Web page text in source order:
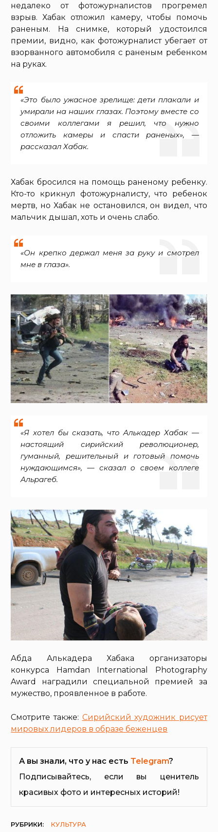
недалеко от фотожурналистов прогремел
взрыв. Хабак отложил камеру, чтобы помочь
раненым. На снимке, который удостоился
премии, видно, как фотожурналист убегает от
взорванного автомобиля с раненым ребенком
на руках.
«Это было ужасное зрелище: дети плакали и
умирали на наших глазах. Поэтому вместе со
своими коллегами я решил, что нужно
отложить камеры и спасти раненых», —
рассказал Хабак.
Хабак бросился на помощь раненому ребенку.
Кто-то крикнул фотожурналисту, что ребенок
мертв, но Хабак не остановился, он видел, что
мальчик дышал, хоть и очень слабо.
«Он крепко держал меня за руку и смотрел
мне в глаза».
«Я хотел бы сказать, что Алькадер Хабак —
настоящий сирийский революционер,
гуманный, решительный и готовый помочь
нуждающимся», — сказал о своем коллеге
Альрагеб.
Абда Алькадера Хабака организаторы
конкурса Hamdan International Photography
Award наградили специальной премией за
мужество, проявленное в работе.
Смотрите также: Сирийский художник рисует
мировых лидеров в образе беженцев
А вы знали, что у нас есть Telegram?
Подписывайтесь, если вы ценитель
красивых фото и интересных историй!
РУБРИКИ: КУЛЬТУРА